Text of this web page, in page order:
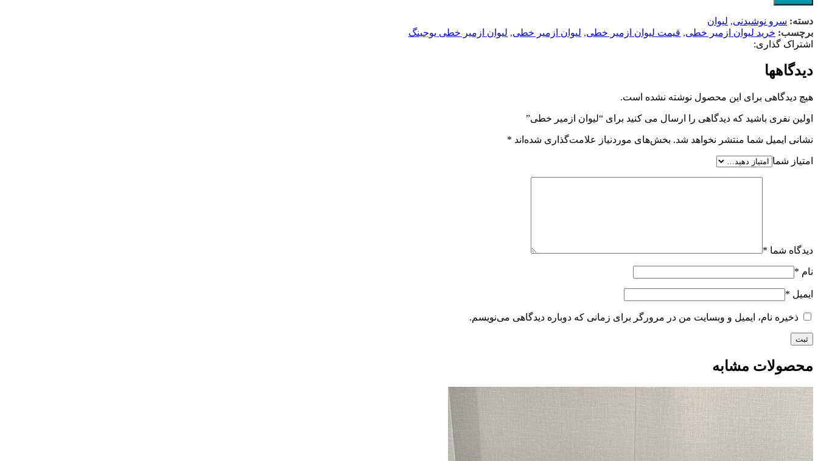
دسته: سرو نوشیدنی, لیوان
برچسب: خرید لیوان ازمیر خطی, قیمت لیوان ازمیر خطی, لیوان ازمیر خطی, لیوان ازمیر خطی یوجینگ
اشتراک گذاری:
دیدگاهها
هیچ دیدگاهی برای این محصول نوشته نشده است.
اولین نفری باشید که دیدگاهی را ارسال می کنید برای “لیوان ازمیر خطی”
نشانی ایمیل شما منتشر نخواهد شد. بخش‌های موردنیاز علامت‌گذاری شده‌اند *
امتیاز شما
دیدگاه شما *
نام *
ایمیل *
ذخیره نام، ایمیل و وبسایت من در مرورگر برای زمانی که دوباره دیدگاهی می‌نویسم.
محصولات مشابه